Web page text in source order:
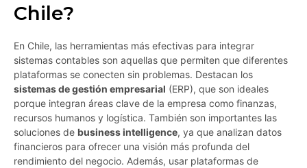
Chile?
En Chile, las herramientas más efectivas para integrar
sistemas contables son aquellas que permiten que diferentes
plataformas se conecten sin problemas. Destacan los
sistemas de gestión empresarial (ERP), que son ideales
porque integran áreas clave de la empresa como finanzas,
recursos humanos y logística. También son importantes las
soluciones de business intelligence, ya que analizan datos
financieros para ofrecer una visión más profunda del
rendimiento del negocio. Además, usar plataformas de